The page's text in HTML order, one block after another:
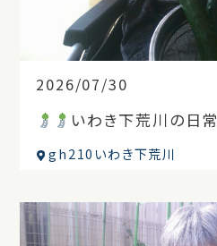
2026/07/30
いわき下荒川の日常
gh210いわき下荒川